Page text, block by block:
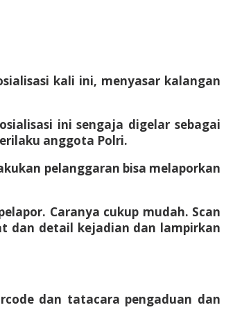
kali ini, menyasar kalangan
ini sengaja digelar sebagai
anggota Polri.
pelanggaran bisa melaporkan
Caranya cukup mudah. Scan
dan detail kejadian dan lampirkan
dan tatacara pengaduan dan